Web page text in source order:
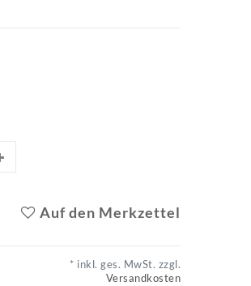
Auf den Merkzettel
* inkl. ges. MwSt. zzgl.
Versandkosten